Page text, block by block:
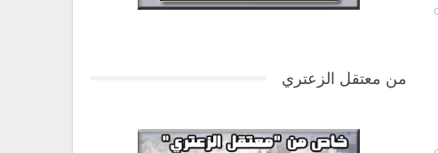
من معتقل الزعتري